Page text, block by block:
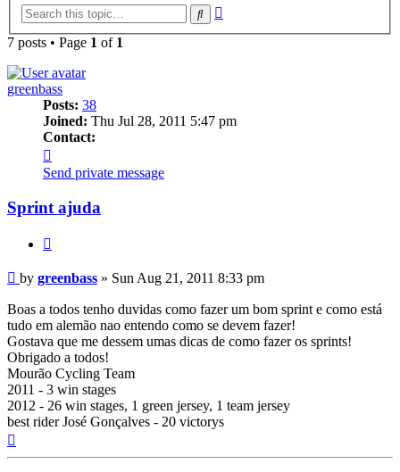
Search
7 posts • Page 1 of 1
greenbass
Posts: 38
Joined: Thu Jul 28, 2011 5:47 pm
Contact:
greenbass
Send private message
Sprint ajuda
Post
by greenbass » Sun Aug 21, 2011 8:33 pm
Boas a todos tenho duvidas como fazer um bom sprint e como está
tudo em alemão nao entendo como se devem fazer!
Gostava que me dessem umas dicas de como fazer os sprints!
Obrigado a todos!
Mourão Cycling Team
2011 - 3 win stages
2012 - 26 win stages, 1 green jersey, 1 team jersey
best rider José Gonçalves - 20 victorys